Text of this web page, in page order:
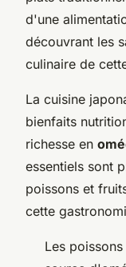
d'une
découvrant les
culinaire de
La cuisine
bienfaits
richesse en
essentiels sont
poissons et
cette
Les